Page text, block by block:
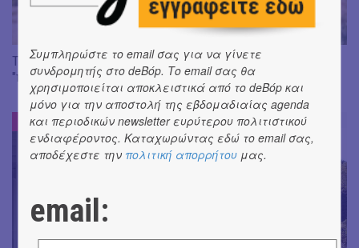
Τσουρέκι το αγαπημένο! | Το φετινό TOP για κλασικές,
"πειραγμένες" & vegan επιλογες
ΜΙΑ ΣΤΑΣΗ ΕΔΩ
Συμπληρώστε το email σας για να γίνετε
συνδρομητής στο deBόp. Το email σας θα
χρησιμοποιείται αποκλειστικά από το deBόp και
μόνο για την αποστολή της εβδομαδιαίας agenda
και περιοδικών newsletter ευρύτερου πολιτιστικού
ενδιαφέροντος. Καταχωρώντας εδώ το email σας,
αποδέχεστε την πολιτική απορρήτου μας.
email: